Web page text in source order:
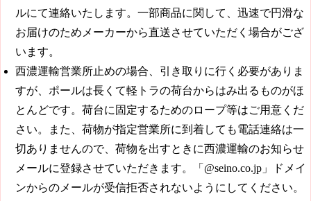
ルにて連絡いたします。一部商品に関して、迅速で円滑な
お届けのためメーカーから直送させていただく場合がござ
います。
西濃運輸営業所止めの場合、引き取りに行く必要がありま
すが、ポールは長くて軽トラの荷台からはみ出るものがほ
とんどです。荷台に固定するためのロープ等はご用意くだ
さい。また、荷物が指定営業所に到着しても電話連絡は一
切ありませんので、荷物を出すときに西濃運輸のお知らせ
メールに登録させていただきます。「@seino.co.jp」ドメイ
ンからのメールが受信拒否されないようにしてください。